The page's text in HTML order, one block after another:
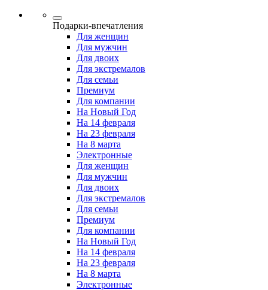
Подарки-впечатления
Для женщин
Для мужчин
Для двоих
Для экстремалов
Для семьи
Премиум
Для компании
На Новый Год
На 14 февраля
На 23 февраля
На 8 марта
Электронные
Для женщин
Для мужчин
Для двоих
Для экстремалов
Для семьи
Премиум
Для компании
На Новый Год
На 14 февраля
На 23 февраля
На 8 марта
Электронные